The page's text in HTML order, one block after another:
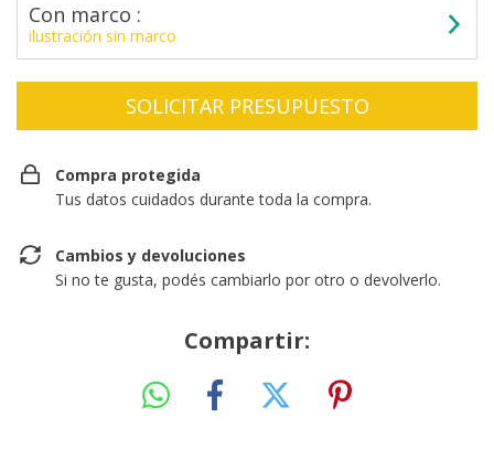
Con marco :
ilustración sin marco
Compra protegida
Tus datos cuidados durante toda la compra.
Cambios y devoluciones
Si no te gusta, podés cambiarlo por otro o devolverlo.
Compartir: